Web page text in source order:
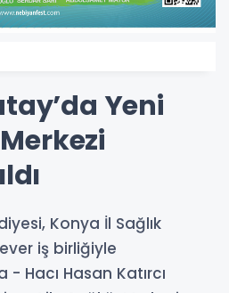
Yeni
Konya İl Sağlık
iş birliğiyle
Hacı Hasan Katırcı